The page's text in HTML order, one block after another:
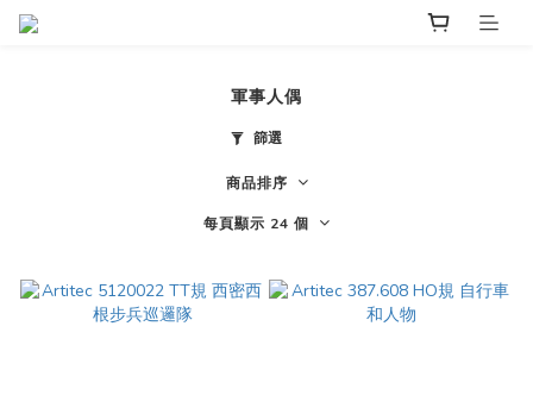
軍事人偶
篩選
商品排序
每頁顯示 24 個